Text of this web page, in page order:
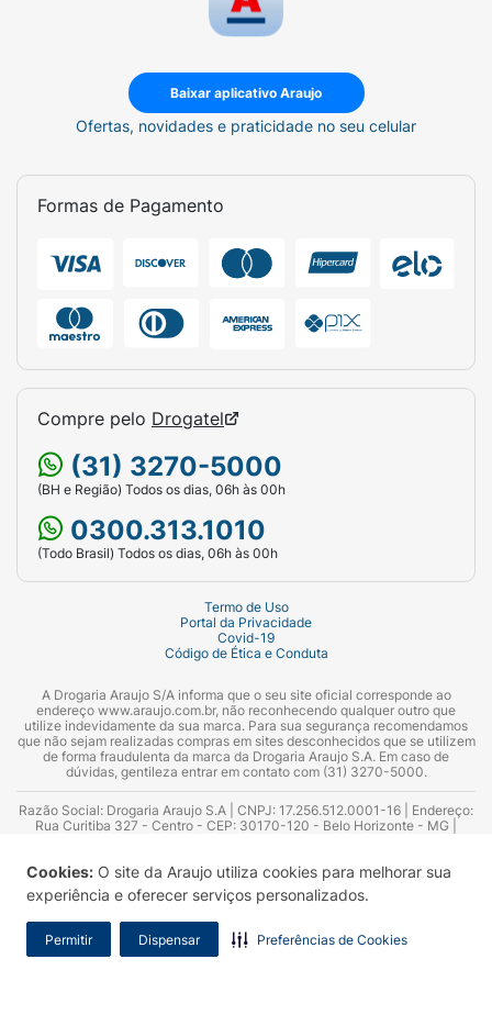
Cookies: O site da Araujo utiliza cookies para melhorar sua
experiência e oferecer serviços personalizados.
Permitir Dispensar Preferências de Cookies
Baixar aplicativo Araujo
Ofertas, novidades e praticidade no seu celular
Formas de Pagamento
Compre pelo Drogatel
(31) 3270-5000
(BH e Região) Todos os dias, 06h às 00h
0300.313.1010
(Todo Brasil) Todos os dias, 06h às 00h
Termo de Uso
Portal da Privacidade
Covid-19
Código de Ética e Conduta
A Drogaria Araujo S/A informa que o seu site oficial corresponde ao
endereço www.araujo.com.br, não reconhecendo qualquer outro que
utilize indevidamente da sua marca. Para sua segurança recomendamos
que não sejam realizadas compras em sites desconhecidos que se utilizem
de forma fraudulenta da marca da Drogaria Araujo S.A. Em caso de
dúvidas, gentileza entrar em contato com (31) 3270-5000.
Razão Social: Drogaria Araujo S.A | CNPJ: 17.256.512.0001-16 | Endereço:
Rua Curitiba 327 - Centro - CEP: 30170-120 - Belo Horizonte - MG |
Azevedo Guimarães – CRF 10.965 | Yasmin Silva Alvarenga – CRF 52.584 -
Consultor substituto: Thiago Aguiar Pinheiro - CRF Nº 13.748. Alvará
Sanitário: 2025020713 | Autorização de Funcionamento da Empresa (AFE):